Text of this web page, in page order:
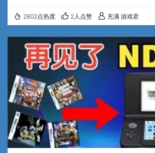
天的更新，tico现在已经更新到了0.7.6版
游戏的运行体验进行了优化，看来最近
是3DS核心，这种好消息我怎么可能不进
呢，那么废话不多说，直接搞起。 首先出
机兵4 …
2802点热度 2人点赞 充满 游戏君